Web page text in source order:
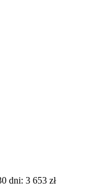
dni: 3 653 zł